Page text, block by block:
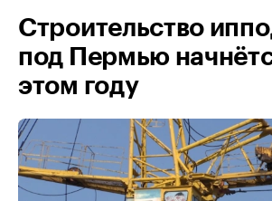
Строительство
под Пермью
этом году